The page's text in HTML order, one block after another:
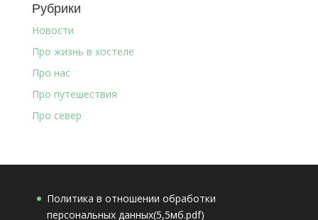
Рубрики
Новости
Про жизнь в хостеле
Про нас
Про путешествия
Про север
Политика в отношении обработки
персональных данных(5,5мб.pdf)